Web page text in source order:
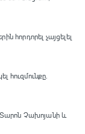
հորդորել չայցելել
հուզմունքը.
Չախոյանի և